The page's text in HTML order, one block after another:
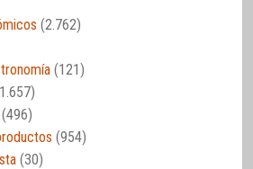
(2.762)
(121)
(496)
(954)
(30)